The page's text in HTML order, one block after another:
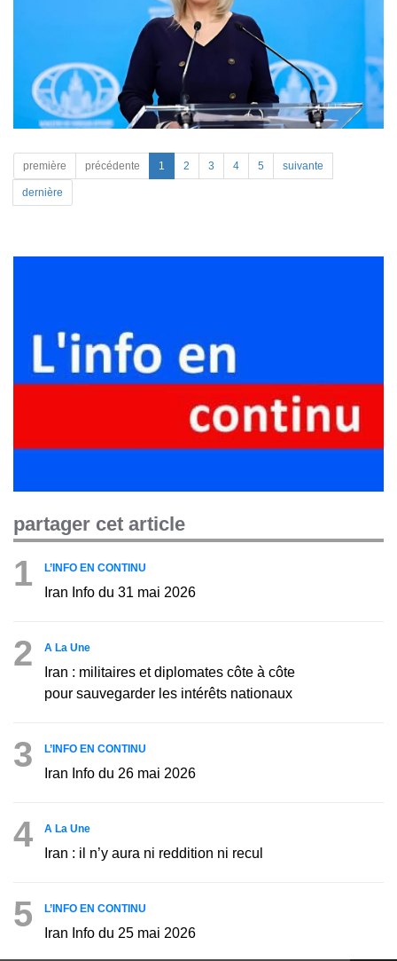
première précédente 1 2 3 4 5 suivante
dernière
partager cet article
1 L’INFO EN CONTINU
Iran Info du 31 mai 2026
2 A La Une
Iran : militaires et diplomates côte à côte
pour sauvegarder les intérêts nationaux
3 L’INFO EN CONTINU
Iran Info du 26 mai 2026
4 A La Une
Iran : il n’y aura ni reddition ni recul
5 L’INFO EN CONTINU
Iran Info du 25 mai 2026